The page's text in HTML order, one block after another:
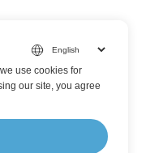
use cookies for
our site, you agree